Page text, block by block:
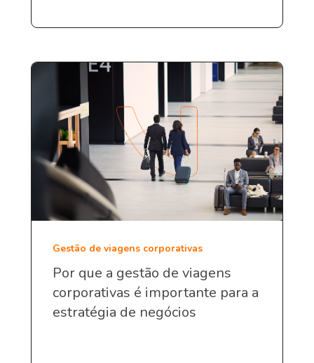
Gestão de viagens corporativas
Por que a gestão de viagens
corporativas é importante para a
estratégia de negócios